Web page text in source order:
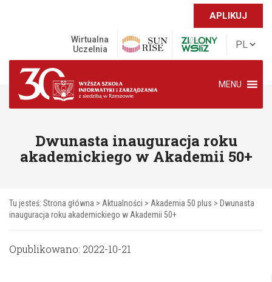
APLIKUJ
Wirtualna
Uczelnia
MENU
Dwunasta inauguracja roku
akademickiego w Akademii 50+
Tu jesteś: Strona główna > Aktualności > Akademia 50 plus > Dwunasta
inauguracja roku akademickiego w Akademii 50+
Opublikowano: 2022-10-21